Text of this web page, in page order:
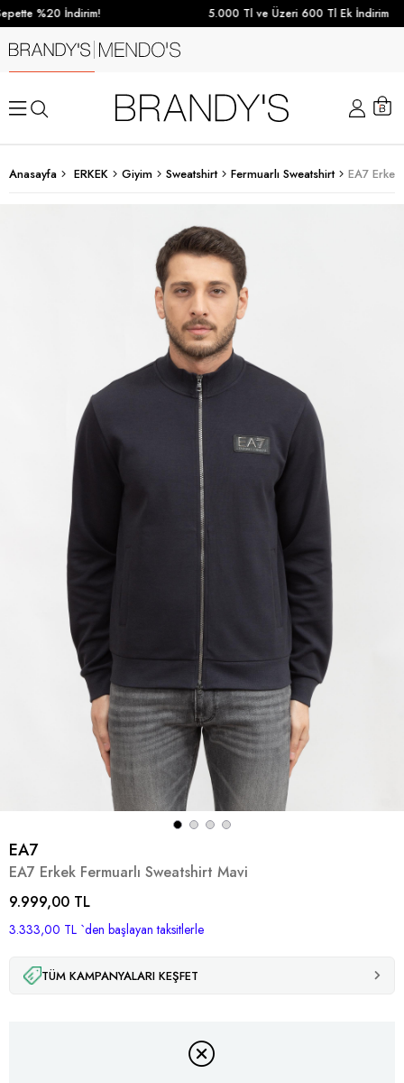
%20 İndirim! 5.000 Tl ve Üzeri 600 Tl Ek İndirim
Anasayfa ERKEK Giyim Sweatshirt Fermuarlı Sweatshirt EA7
EA7
EA7 Erkek Fermuarlı Sweatshirt Mavi
9.999,00 TL
3.333,00 TL `den başlayan taksitlerle
TÜM KAMPANYALARI KEŞFET